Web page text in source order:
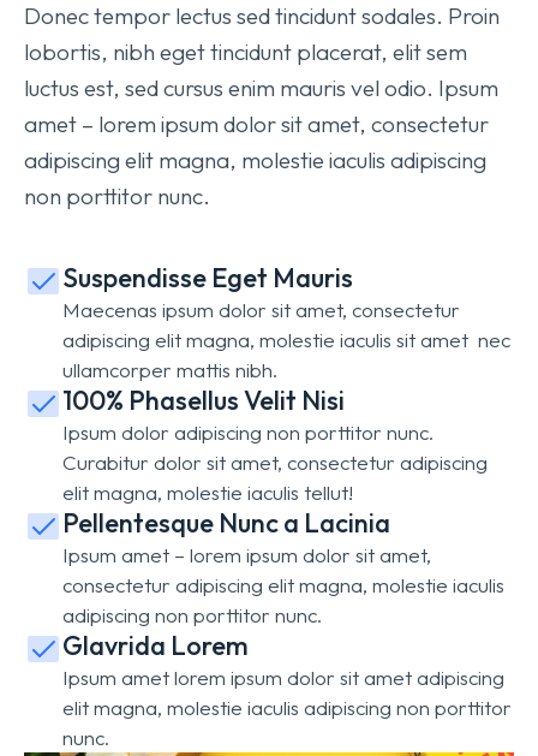
Donec tempor lectus sed tincidunt sodales. Proin
lobortis, nibh eget tincidunt placerat, elit sem
luctus est, sed cursus enim mauris vel odio. Ipsum
amet – lorem ipsum dolor sit amet, consectetur
adipiscing elit magna, molestie iaculis adipiscing
non porttitor nunc.
Suspendisse Eget Mauris
Maecenas ipsum dolor sit amet, consectetur
adipiscing elit magna, molestie iaculis sit amet nec
ullamcorper mattis nibh.
100% Phasellus Velit Nisi
Ipsum dolor adipiscing non porttitor nunc.
Curabitur dolor sit amet, consectetur adipiscing
elit magna, molestie iaculis tellut!
Pellentesque Nunc a Lacinia
Ipsum amet – lorem ipsum dolor sit amet,
consectetur adipiscing elit magna, molestie iaculis
adipiscing non porttitor nunc.
Glavrida Lorem
Ipsum amet lorem ipsum dolor sit amet adipiscing
elit magna, molestie iaculis adipiscing non porttitor
nunc.